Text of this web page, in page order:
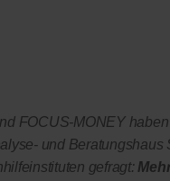
FOCUS-MONEY
und
gefragt: